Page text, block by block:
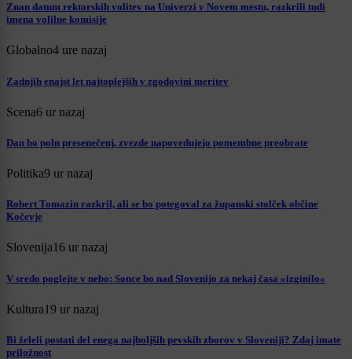
Znan datum rektorskih volitev na Univerzi v Novem mestu, razkrili tudi
imena volilne komisije
Globalno4 ure nazaj
Zadnjih enajst let najtoplejših v zgodovini meritev
Scena6 ur nazaj
Dan bo poln presenečenj, zvezde napovedujejo pomembne preobrate
Politika9 ur nazaj
Robert Tomazin razkril, ali se bo potegoval za županski stolček občine
Kočevje
Slovenija16 ur nazaj
V sredo poglejte v nebo: Sonce bo nad Slovenijo za nekaj časa »izginilo«
Kultura19 ur nazaj
Bi želeli postati del enega najboljših pevskih zborov v Sloveniji? Zdaj imate
priložnost